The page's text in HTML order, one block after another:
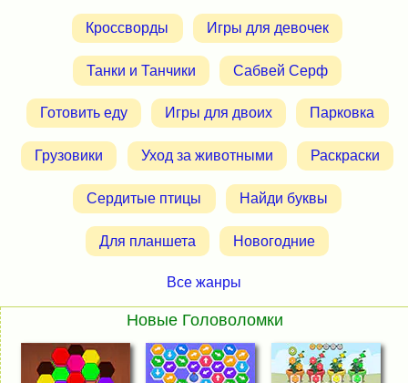
Кроссворды Игры для девочек
Танки и Танчики Сабвей Серф
Готовить еду Игры для двоих Парковка
Грузовики Уход за животными Раскраски
Сердитые птицы Найди буквы
Для планшета Новогодние
Все жанры
Новые Головоломки